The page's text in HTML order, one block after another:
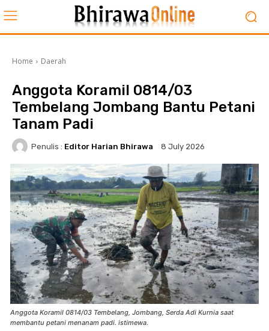
Home Daerah
Anggota Koramil 0814/03
Tembelang Jombang Bantu Petani
Tanam Padi
Penulis : Editor Harian Bhirawa 8 July 2026
Anggota Koramil 0814/03 Tembelang, Jombang, Serda Adi Kurnia saat
membantu petani menanam padi. istimewa.